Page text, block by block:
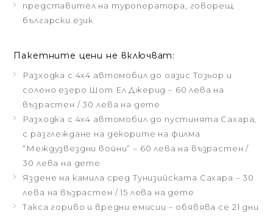
представител на туроператора, говорещ
български език
Пакетните цени не включват:
Разходка с 4х4 автомобил до оазис Тозьор и
солено езеро Шот Ел Джерид – 60 лева на
възрастен / 30 лева на дете
Разходка с 4х4 автомобил до пустинята Сахара,
с разглеждане на декорите на филма
“Междузвездни войни” – 60 лева на възрастен /
30 лева на дете
Яздене на камила сред Тунизийската Сахара – 30
лева на възрастен / 15 лева на дете
Такса гориво и вредни емисии – обявява се 21 дни